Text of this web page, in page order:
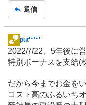
事
返信
掲
示
板
事
put*****
2022/7/22、5年後に
特別ボーナスを支給(
だから今までお金を
コスト高のふるいち